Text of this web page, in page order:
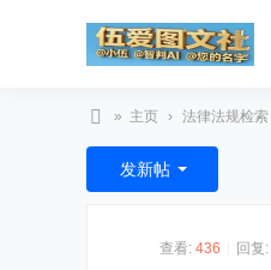
智
判
» 主页 › 法律法规检索
发新帖
查看: 436 回复: